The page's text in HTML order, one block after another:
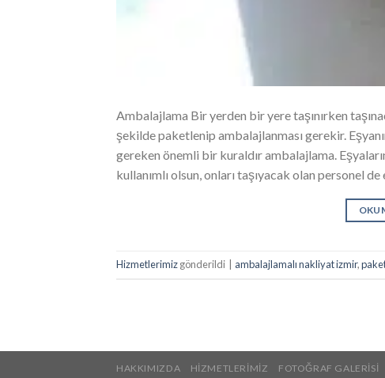
Ambalajlama Bir yerden bir yere taşınırken
şekilde paketlenip ambalajlanması gerekir.
gereken önemli bir kuraldır ambalajlama.
kullanımlı olsun, onları taşıyacak olan personel
Hizmetlerimizgönderildi ambalajlamalı nakliyat izmir,
HAKKIMIZDA HIZMETLERIMIZ FOTOĞRAF GALERISI